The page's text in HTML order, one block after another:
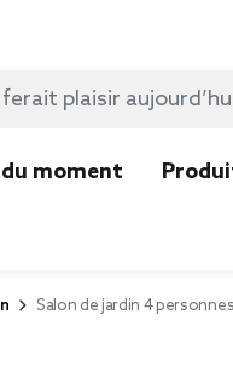
moment
Salon de jardin 4